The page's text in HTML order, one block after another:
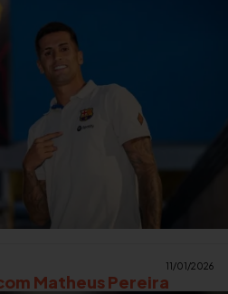
11/01/2026
Matheus Pereira